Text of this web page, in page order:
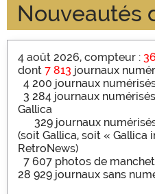
Nouveautés
4 août 2026, compteur :
dont 7 813 journaux
4 200 journaux
3 284 journaux
Gallica
329 journaux
(soit Gallica, soit « Gallica
RetroNews)
7 607 photos de
28 929 journaux sans